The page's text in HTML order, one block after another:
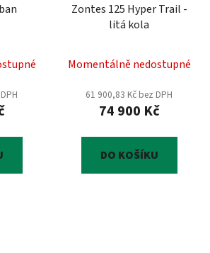
Zontes 125 Hyper Trail -
litá kola
Momentálně nedostupné
61 900,83 Kč bez DPH
74 900 Kč
DO KOŠÍKU